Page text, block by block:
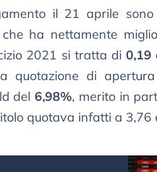
il 21 aprile
che ha nettamente
2021 si tratta di0,19
quotazione di
del6,98%, merito in
quotava infatti a 3,76